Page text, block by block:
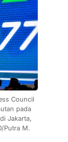
Council
pada
Jakarta,
Putra M.